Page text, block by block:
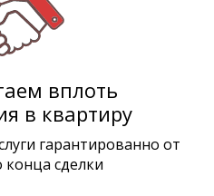
вплоть
в квартиру
гарантированно от
конца сделки